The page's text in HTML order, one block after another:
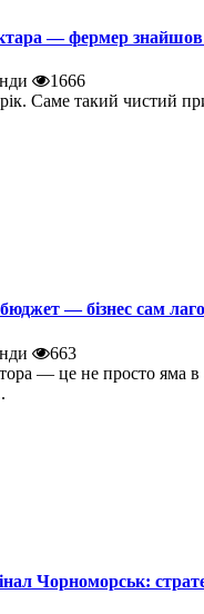
— фермер
1666
Саме такий чистий
— бізнес сам
663
— це не просто яма в
Чорноморськ: